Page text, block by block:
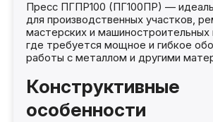
Пресс ПГПР100 (ПГ100ПР) —
для производственных участков,
мастерских и машиностроительных
где требуется мощное и гибкое
работы с металлом и другими
Конструктивные
особенности